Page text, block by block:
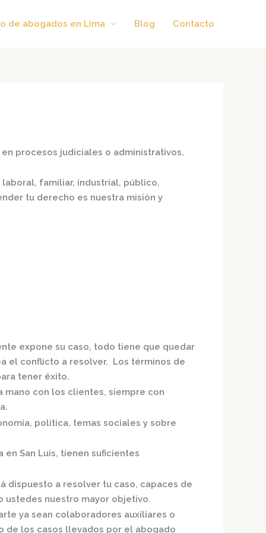
de abogados en Lima Blog Contacto
procesos judiciales o administrativos,
familiar, industrial, público,
tu derecho es nuestra misión y
expone su caso, todo tiene que quedar
el conflicto a resolver. Los términos de
tener éxito.
mano con los clientes, siempre con
política, temas sociales y sobre
San Luis, tienen suficientes
dispuesto a resolver tu caso, capaces de
ustedes nuestro mayor objetivo.
ya sean colaboradores auxiliares o
de los casos llevados por el abogado